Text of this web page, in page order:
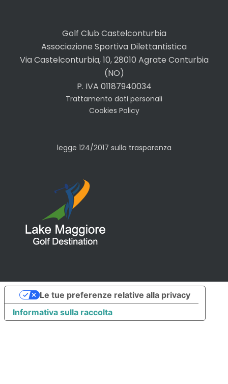
Golf Club Castelconturbia
Associazione Sportiva Dilettantistica
Via Castelconturbia, 10, 28010 Agrate Conturbia
(NO)
P. IVA 01187940034
Trattamento dati personali
Cookies Policy
legge 124/2017 sulla trasparenza
Informativa sulla raccolta
Le tue preferenze relative alla privacy